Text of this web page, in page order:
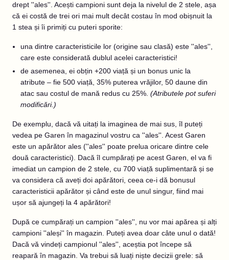
drept ''ales''. Acești campioni sunt deja la nivelul de 2 stele, așa
că ei costă de trei ori mai mult decât costau în mod obișnuit la
1 stea și îi primiți cu puteri sporite:
una dintre caracteristicile lor (origine sau clasă) este ''ales'',
care este considerată dublul acelei caracteristici!
de asemenea, ei obțin +200 viață și un bonus unic la
atribute – fie 500 viață, 35% puterea vrăjilor, 50 daune din
atac sau costul de mană redus cu 25%. (Atributele pot suferi
modificări.)
De exemplu, dacă vă uitați la imaginea de mai sus, îl puteți
vedea pe Garen în magazinul vostru ca ''ales''. Acest Garen
este un apărător ales (''ales'' poate prelua oricare dintre cele
două caracteristici). Dacă îl cumpărați pe acest Garen, el va fi
imediat un campion de 2 stele, cu 700 viață suplimentară și se
va considera că aveți doi apărători, ceea ce-i dă bonusul
caracteristicii apărător și când este de unul singur, fiind mai
ușor să ajungeți la 4 apărători!
După ce cumpărați un campion ''ales'', nu vor mai apărea și alți
campioni ''aleși'' în magazin. Puteți avea doar câte unul o dată!
Dacă vă vindeți campionul ''ales'', aceștia pot începe să
reapară în magazin. Va trebui să luați niște decizii grele: să